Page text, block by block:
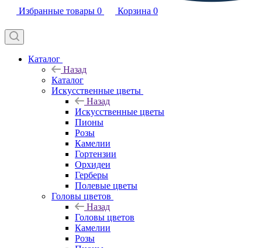
Избранные товары 0 Корзина 0
Каталог
Назад
Каталог
Искусственные цветы
Назад
Искусственные цветы
Пионы
Розы
Камелии
Гортензии
Орхидеи
Герберы
Полевые цветы
Головы цветов
Назад
Головы цветов
Камелии
Розы